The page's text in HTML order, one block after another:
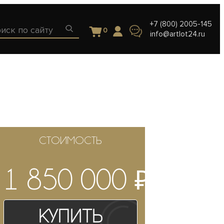
0
+7 (800) 2005-145
info@artlot24.ru
СТОИМОСТЬ
1 850 000 ₽
Купить